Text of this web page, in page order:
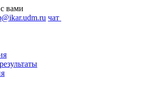
вами
чат